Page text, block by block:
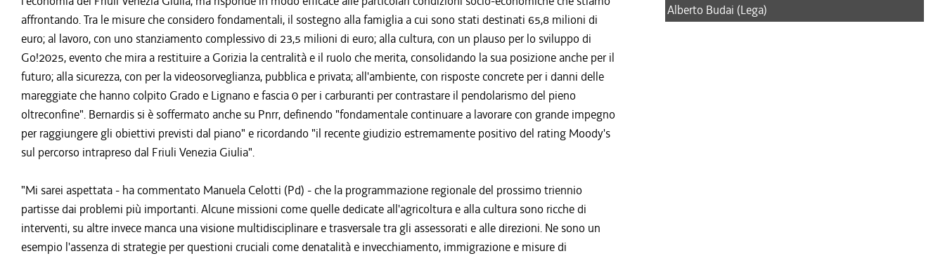
affrontando. Tra le misure che considero fondamentali, il sostegno alla famiglia a cui sono stati destinati 65,8 milioni di
euro; al lavoro, con uno stanziamento complessivo di 23,5 milioni di euro; alla cultura, con un plauso per lo sviluppo di
Go!2025, evento che mira a restituire a Gorizia la centralità e il ruolo che merita, consolidando la sua posizione anche per il
futuro; alla sicurezza, con per la videosorveglianza, pubblica e privata; all'ambiente, con risposte concrete per i danni delle
mareggiate che hanno colpito Grado e Lignano e fascia 0 per i carburanti per contrastare il pendolarismo del pieno
oltreconfine". Bernardis si è soffermato anche su Pnrr, definendo "fondamentale continuare a lavorare con grande impegno
per raggiungere gli obiettivi previsti dal piano" e ricordando "il recente giudizio estremamente positivo del rating Moody's
sul percorso intrapreso dal Friuli Venezia Giulia".
"Mi sarei aspettata - ha commentato Manuela Celotti (Pd) - che la programmazione regionale del prossimo triennio
partisse dai problemi più importanti. Alcune missioni come quelle dedicate all'agricoltura e alla cultura sono ricche di
interventi, su altre invece manca una visione multidisciplinare e trasversale tra gli assessorati e alle direzioni. Ne sono un
esempio l'assenza di strategie per questioni cruciali come denatalità e invecchiamento, immigrazione e misure di
Alberto Budai (Lega)